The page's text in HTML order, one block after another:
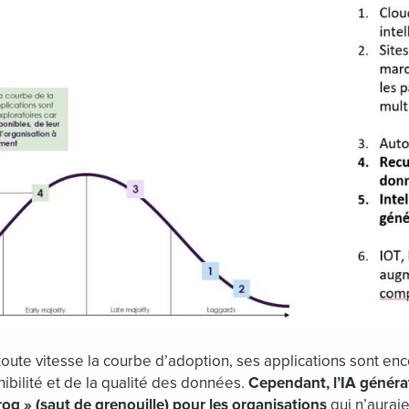
vitesse la courbe d’adoption, ses applications sont
et de la qualité des données. Cependant, l’IA